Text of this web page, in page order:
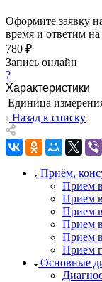
Оформите заявку
время и ответим
780 ₽
Запись онлайн
?
Характеристики
Единица
Назад к списку
Приём,
Прием
Прием
Прием
Прием
Прием
Прием
Основные